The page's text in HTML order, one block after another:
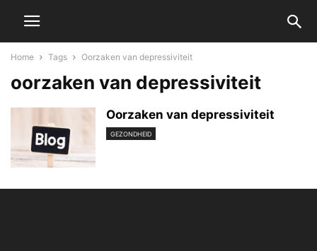
Home Tags Oorzaken van depressiviteit
oorzaken van depressiviteit
Oorzaken van depressiviteit
GEZONDHEID